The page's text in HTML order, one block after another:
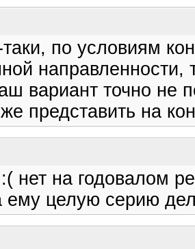
по условиям
направленности,
вариант точно не
представить на
нет на годовалом
ему целую серию